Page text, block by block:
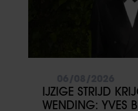
IJZIGE STRIJD
WENDING: YVES